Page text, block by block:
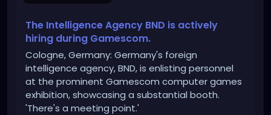
gamescom/
The Intelligence Agency BND is actively
hiring during Gamescom.
Cologne, Germany: Germany's foreign
intelligence agency, BND, is enlisting personnel
at the prominent Gamescom computer games
exhibition, showcasing a substantial booth.
'There's a meeting point.'